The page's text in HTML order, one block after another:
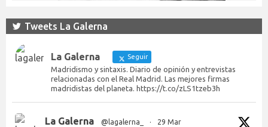
Tweets La Galerna
La Galerna Seguir
Madridismo y sintaxis. Diario de opinión y entrevistas
relacionadas con el Real Madrid. Las mejores firmas
madridistas del planeta. https://t.co/zLS1tzeb3h
La Galerna @lagalerna_ · 29 Mar